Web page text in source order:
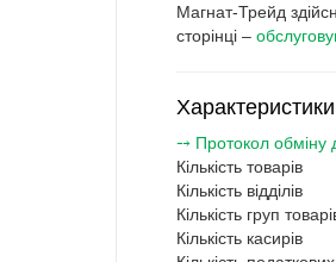
Магнат-Трейд
сторінці –
⤍ Протокол обміну
Кількість товарів
Кількість відділів
Кількість груп
Кількість касирів